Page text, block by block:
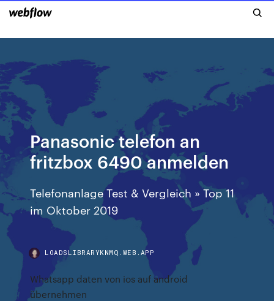
Panasonic telefon an
fritzbox 6490 anmelden
Telefonanlage Test & Vergleich » Top 11
im Oktober 2019
LOADSLIBRARYKNMQ.WEB.APP
Whatsapp daten von ios auf android
übernehmen